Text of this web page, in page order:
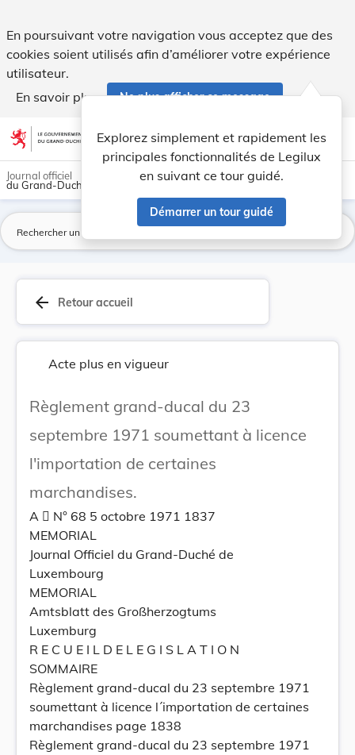
En poursuivant votre navigation vous acceptez que des
cookies soient utilisés afin d’améliorer votre expérience
utilisateur.
En savoir plus
Ne plus afficher ce message
Aller au contenu account_circle help Aide
Explorez simplement et rapidement les
principales fonctionnalités de Legilux
en suivant ce tour guidé.
Démarrer un tour guidé
light_mode dark_mode
Journal officiel
du Grand-Duché de Luxembourg
arrow_back Retour accueil
Acte plus en vigueur
Règlement grand-ducal du 23
septembre 1971 soumettant à licence
l'importation de certaines
marchandises.
A  N° 68 5 octobre 1971 1837
MEMORIAL
Journal Officiel du Grand-Duché de
Luxembourg
MEMORIAL
Amtsblatt des Großherzogtums
Luxemburg
R E C U E I L D E L E G I S L A T I O N
SOMMAIRE
Règlement grand-ducal du 23 septembre 1971
soumettant à licence l´importation de certaines
marchandises page 1838
Règlement grand-ducal du 23 septembre 1971